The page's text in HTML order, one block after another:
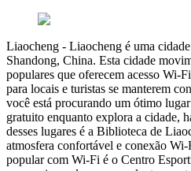
Liaocheng - Liaocheng é uma
Shandong, China. Esta cidade
populares que oferecem acesso Wi-
para locais e turistas se manterem
você está procurando um ótimo
gratuito enquanto explora a cidade,
desses lugares é a Biblioteca de
atmosfera confortável e conexão
popular com Wi-Fi é o Centro